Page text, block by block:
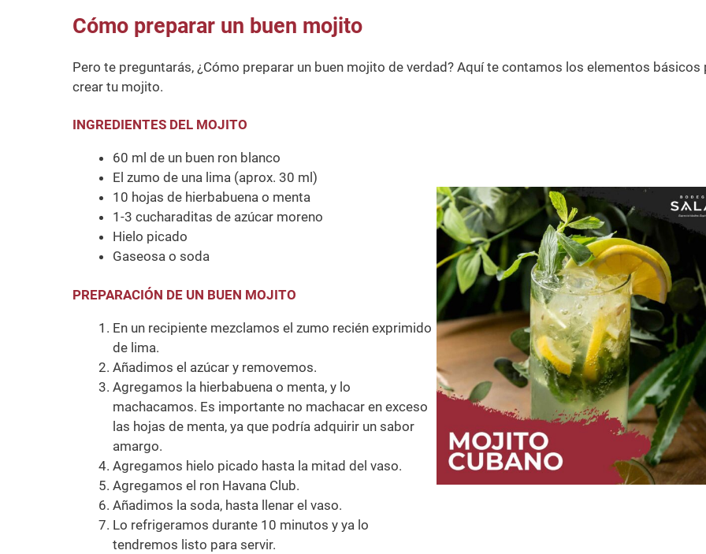
Cómo preparar un buen mojito
Pero te preguntarás, ¿Cómo preparar un buen mojito de verdad? Aquí te contamos los elementos básicos
crear tu mojito.
INGREDIENTES DEL MOJITO
60 ml de un buen ron blanco
El zumo de una lima (aprox. 30 ml)
10 hojas de hierbabuena o menta
1-3 cucharaditas de azúcar moreno
Hielo picado
Gaseosa o soda
PREPARACIÓN DE UN BUEN MOJITO
En un recipiente mezclamos el zumo recién exprimido
de lima.
Añadimos el azúcar y removemos.
Agregamos la hierbabuena o menta, y lo
machacamos. Es importante no machacar en exceso
las hojas de menta, ya que podría adquirir un sabor
amargo.
Agregamos hielo picado hasta la mitad del vaso.
Agregamos el ron Havana Club.
Añadimos la soda, hasta llenar el vaso.
Lo refrigeramos durante 10 minutos y ya lo
tendremos listo para servir.